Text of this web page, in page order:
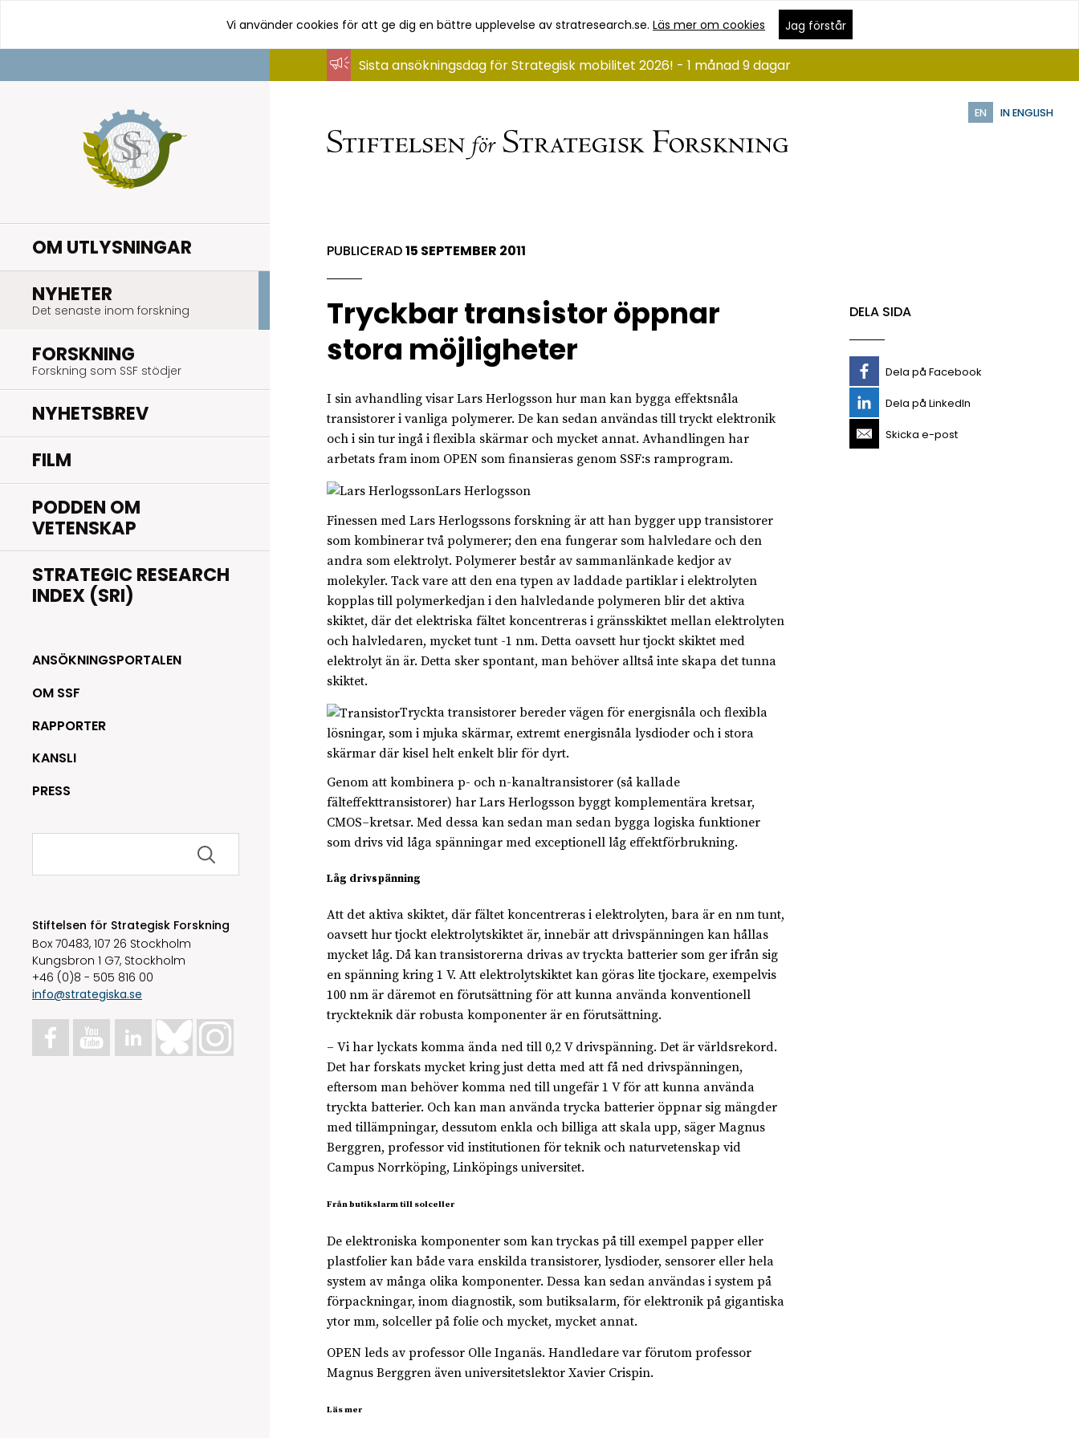
innehåll
Vi använder cookies för att ge dig en bättre upplevelse av stratresearch.se.Läs mer om cookies Jag förstår
EN IN ENGLISH
OM UTLYSNINGAR
NYHETER
Det senaste inom forskning
FORSKNING
Forskning som SSF stödjer
NYHETSBREV
FILM
PODDEN OM
VETENSKAP
STRATEGIC RESEARCH
INDEX (SRI)
ANSÖKNINGSPORTALEN
OM SSF
RAPPORTER
KANSLI
PRESS
Sök
Stiftelsen för Strategisk Forskning
Box 70483, 107 26 Stockholm
Kungsbron 1 G7, Stockholm
+46 (0)8 - 505 816 00
info@strategiska.se
Sista ansökningsdag för Strategisk mobilitet 2026! - 1 månad 9 dagar
PUBLICERAD15 SEPTEMBER 2011
Tryckbar transistor öppnar
stora möjligheter
I sin avhandling visar Lars Herlogsson hur man kan bygga effektsnåla
transistorer i vanliga polymerer. De kan sedan användas till tryckt elektronik
och i sin tur ingå i flexibla skärmar och mycket annat. Avhandlingen har
arbetats fram inom OPEN som finansieras genom SSF:s ramprogram.
Lars Herlogsson
Finessen med Lars Herlogssons forskning är att han bygger upp transistorer
som kombinerar två polymerer; den ena fungerar som halvledare och den
andra som elektrolyt. Polymerer består av sammanlänkade kedjor av
molekyler. Tack vare att den ena typen av laddade partiklar i elektrolyten
kopplas till polymerkedjan i den halvledande polymeren blir det aktiva
skiktet, där det elektriska fältet koncentreras i gränsskiktet mellan elektrolyten
och halvledaren, mycket tunt -1 nm. Detta oavsett hur tjockt skiktet med
elektrolyt än är. Detta sker spontant, man behöver alltså inte skapa det tunna
skiktet.
Tryckta transistorer bereder vägen för energisnåla och flexibla
lösningar, som i mjuka skärmar, extremt energisnåla lysdioder och i stora
skärmar där kisel helt enkelt blir för dyrt.
Genom att kombinera p- och n-kanaltransistorer (så kallade
fälteffekttransistorer) har Lars Herlogsson byggt komplementära kretsar,
CMOS–kretsar. Med dessa kan sedan man sedan bygga logiska funktioner
som drivs vid låga spänningar med exceptionell låg effektförbrukning.
Låg drivspänning
Att det aktiva skiktet, där fältet koncentreras i elektrolyten, bara är en nm tunt,
oavsett hur tjockt elektrolytskiktet är, innebär att drivspänningen kan hållas
mycket låg. Då kan transistorerna drivas av tryckta batterier som ger ifrån sig
en spänning kring 1 V. Att elektrolytskiktet kan göras lite tjockare, exempelvis
100 nm är däremot en förutsättning för att kunna använda konventionell
tryckteknik där robusta komponenter är en förutsättning.
– Vi har lyckats komma ända ned till 0,2 V drivspänning. Det är världsrekord.
Det har forskats mycket kring just detta med att få ned drivspänningen,
eftersom man behöver komma ned till ungefär 1 V för att kunna använda
tryckta batterier. Och kan man använda trycka batterier öppnar sig mängder
med tillämpningar, dessutom enkla och billiga att skala upp, säger Magnus
Berggren, professor vid institutionen för teknik och naturvetenskap vid
Campus Norrköping, Linköpings universitet.
Från butikslarm till solceller
De elektroniska komponenter som kan tryckas på till exempel papper eller
plastfolier kan både vara enskilda transistorer, lysdioder, sensorer eller hela
system av många olika komponenter. Dessa kan sedan användas i system på
förpackningar, inom diagnostik, som butiksalarm, för elektronik på gigantiska
ytor mm, solceller på folie och mycket, mycket annat.
OPEN leds av professor Olle Inganäs. Handledare var förutom professor
Magnus Berggren även universitetslektor Xavier Crispin.
Läs mer
DELA SIDA
Dela på Facebook
Dela på LinkedIn
Skicka e-post